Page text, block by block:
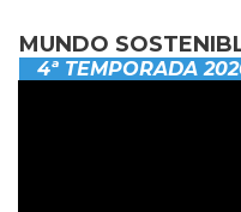
MUNDO
4ª TEMPORADA